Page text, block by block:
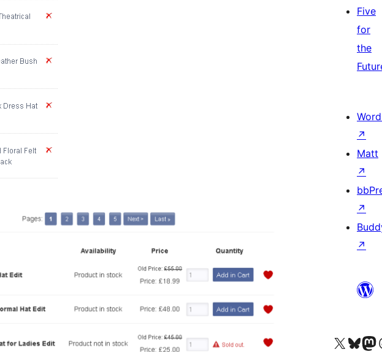
Five
for
the
↗
Matt
↗
↗
↗
ຢ້ຽມຊົມບັນຊີ X (ຊື່ເກົ່າ Twitter) ຂອງພວກເຮົາຢ້ຽມຊົມບັນຊີ Bluesky ຂອງພວກເຮົາຢ້ຽມຊົມບັນຊີ Mastodon ຂອຢ້ຽມ